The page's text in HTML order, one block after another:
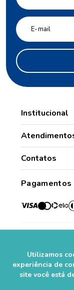
Utilizamos
experiência de
site você está
Institucional
Manipulação
Quem Somos
Convênios
Crediário Web
Nossas Lojas
Minha Conta
Histórico de
Lista de Desejos
Fale Conosco
Seja um
Perguntas
Contatos
Para todo o Brasil
de segunda a
Pagamentos